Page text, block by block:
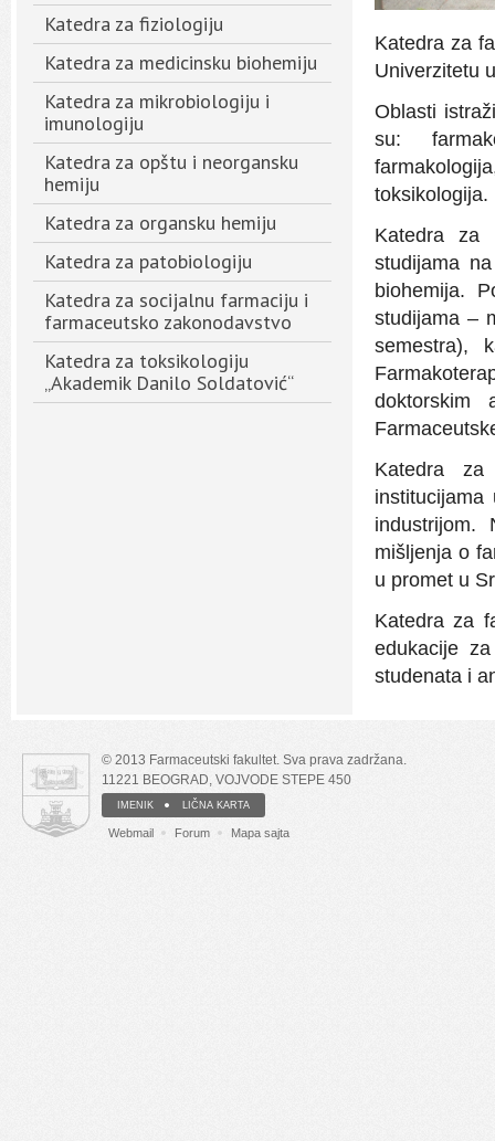
Katedra za fiziologiju
Katedra za medicinsku biohemiju
Katedra za mikrobiologiju i
imunologiju
Katedra za opštu i neorgansku
hemiju
Katedra za organsku hemiju
Katedra za patobiologiju
Katedra za socijalnu farmaciju i
farmaceutsko zakonodavstvo
Katedra za toksikologiju
„Akademik Danilo Soldatović“
Katedra za
Univerzitetu
Oblasti
su:
toksikologija.
Katedra za
studijama
biohemija.
studijama –
semestra),
doktorskim
Katedra
industrijom.
mišljenja o
u promet u
Katedra za
edukacije
studenata i
© 2013 Farmaceutski fakultet. Sva prava zadržana.
11221 BEOGRAD, VOJVODE STEPE 450
IMENIK LIČNA KARTA
Webmail Forum Mapa sajta